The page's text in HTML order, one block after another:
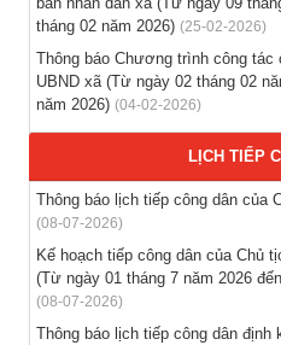
Thông báo hỗ trợ tư vấn,
trong tỉnh
(03-08-2026)
Thông báo hỗ trợ tư vấn,
Thông báo tuyển lao động
tuyển dụng người lao động nước
(28-07-2026)
tháng 02 năm 2026) (25-02-2026)
Thông báo Chương trình công
UBND xã (Từ ngày 02 tháng 02
năm 2026) (04-02-2026)
LỊCH TIẾP
Thông báo lịch tiếp công dân của
(08-07-2026)
Kế hoạch tiếp công dân của Chủ
(Từ ngày 01 tháng 7 năm 2026
(08-07-2026)
Thông báo lịch tiếp công dân